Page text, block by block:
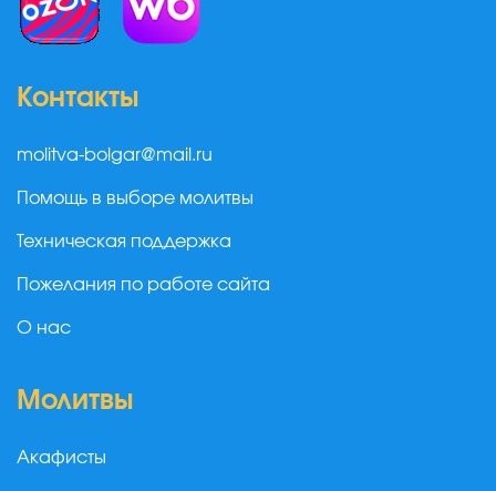
Контакты
molitva-bolgar@mail.ru
Помощь в выборе молитвы
Техническая поддержка
Пожелания по работе сайта
О нас
Молитвы
Акафисты